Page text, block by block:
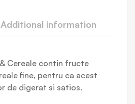
Additional information
Cereale contin fructe
fine, pentru ca acest
de digerat si satios.